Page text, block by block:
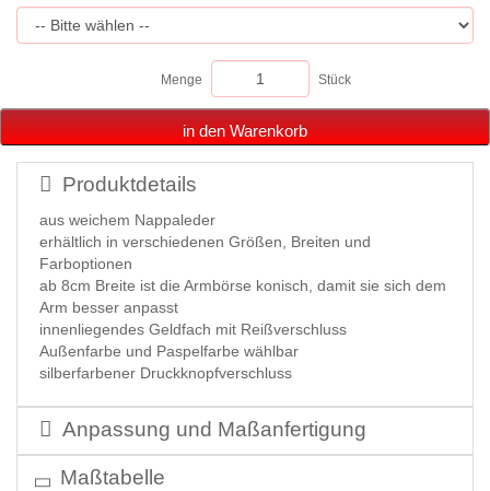
Menge Stück
in den Warenkorb
Produktdetails
aus weichem Nappaleder
erhältlich in verschiedenen Größen, Breiten und
Farboptionen
ab 8cm Breite ist die Armbörse konisch, damit sie sich dem
Arm besser anpasst
innenliegendes Geldfach mit Reißverschluss
Außenfarbe und Paspelfarbe wählbar
silberfarbener Druckknopfverschluss
Anpassung und Maßanfertigung
Maßtabelle